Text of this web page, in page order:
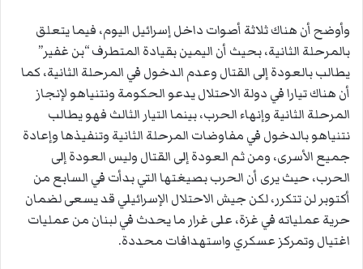
وأوضح أن هناك ثلاثة أصوات داخل إسرائيل اليوم، فيما يتعلق
بالمرحلة الثانية، بحيث أن اليمين بقيادة المتطرف “بن غفير”
يطالب بالعودة إلى القتال وعدم الدخول في المرحلة الثانية، كما
أن هناك تيارا في دولة الاحتلال يدعو الحكومة ونتنياهو لإنجاز
المرحلة الثانية وإنهاء الحرب، بينما التيار الثالث فهو يطالب
نتنياهو بالدخول في مفاوضات المرحلة الثانية وتنفيذها وإعادة
جميع الأسرى، ومن ثم العودة إلى القتال وليس العودة إلى
الحرب، حيث يرى أن الحرب بصيغتها التي بدأت في السابع من
أكتوبر لن تتكرر، لكن جيش الاحتلال الإسرائيلي قد يسعى لضمان
حرية عملياته في غزة، على غرار ما يحدث في لبنان من عمليات
اغتيال وتمركز عسكري واستهدافات محددة.